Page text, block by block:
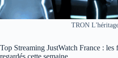
TRON
Top Streaming JustWatch France : les